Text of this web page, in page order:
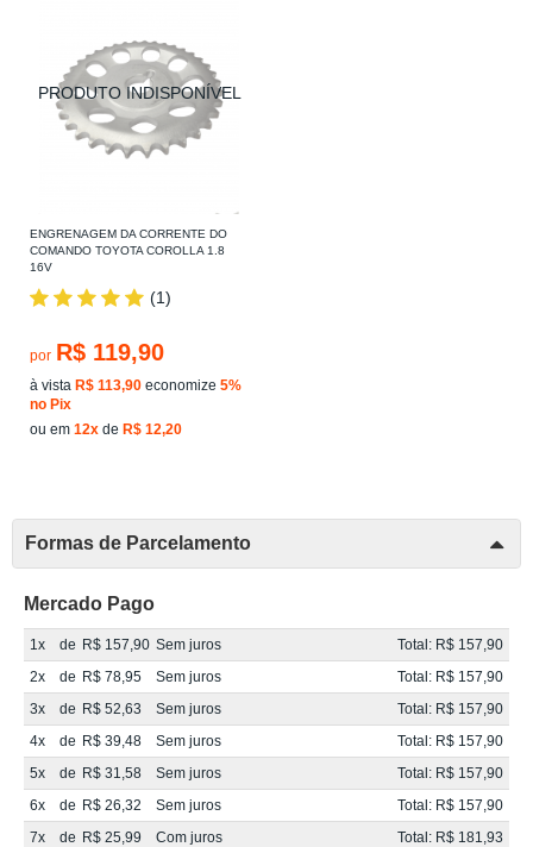
ENGRENAGEM DA CORRENTE DO
COMANDO TOYOTA COROLLA 1.8
16V
(1)
por R$ 119,90
à vista R$ 113,90 economize 5%
no Pix
ou em 12x de R$ 12,20
Formas de Parcelamento
Mercado Pago
1x de R$ 157,90 Sem juros
Total: R$ 157,90
2x
de R$ 78,95 Sem juros
Total: R$ 157,90
3x
de R$ 52,63 Sem juros
Total: R$ 157,90
4x
de R$ 39,48 Sem juros
Total: R$ 157,90
5x
de R$ 31,58 Sem juros
Total: R$ 157,90
6x
de R$ 26,32 Sem juros
Total: R$ 157,90
7x
de R$ 25,99 Com juros
Total: R$ 181,93